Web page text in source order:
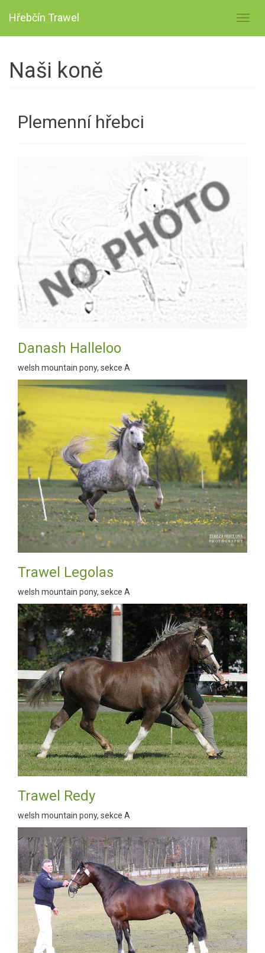
Hřebčín Trawel
Naši koně
Plemenní hřebci
Danash Halleloo
welsh mountain pony, sekce A
Trawel Legolas
welsh mountain pony, sekce A
Trawel Redy
welsh mountain pony, sekce A